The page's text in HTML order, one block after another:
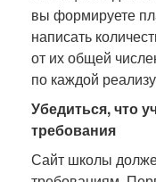
вы формируете
написать
от их общей
по каждой
Убедиться, что
требования
Сайт школы